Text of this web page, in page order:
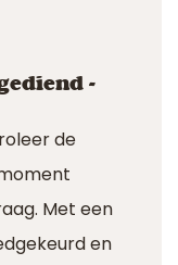
-
de
Met een
en